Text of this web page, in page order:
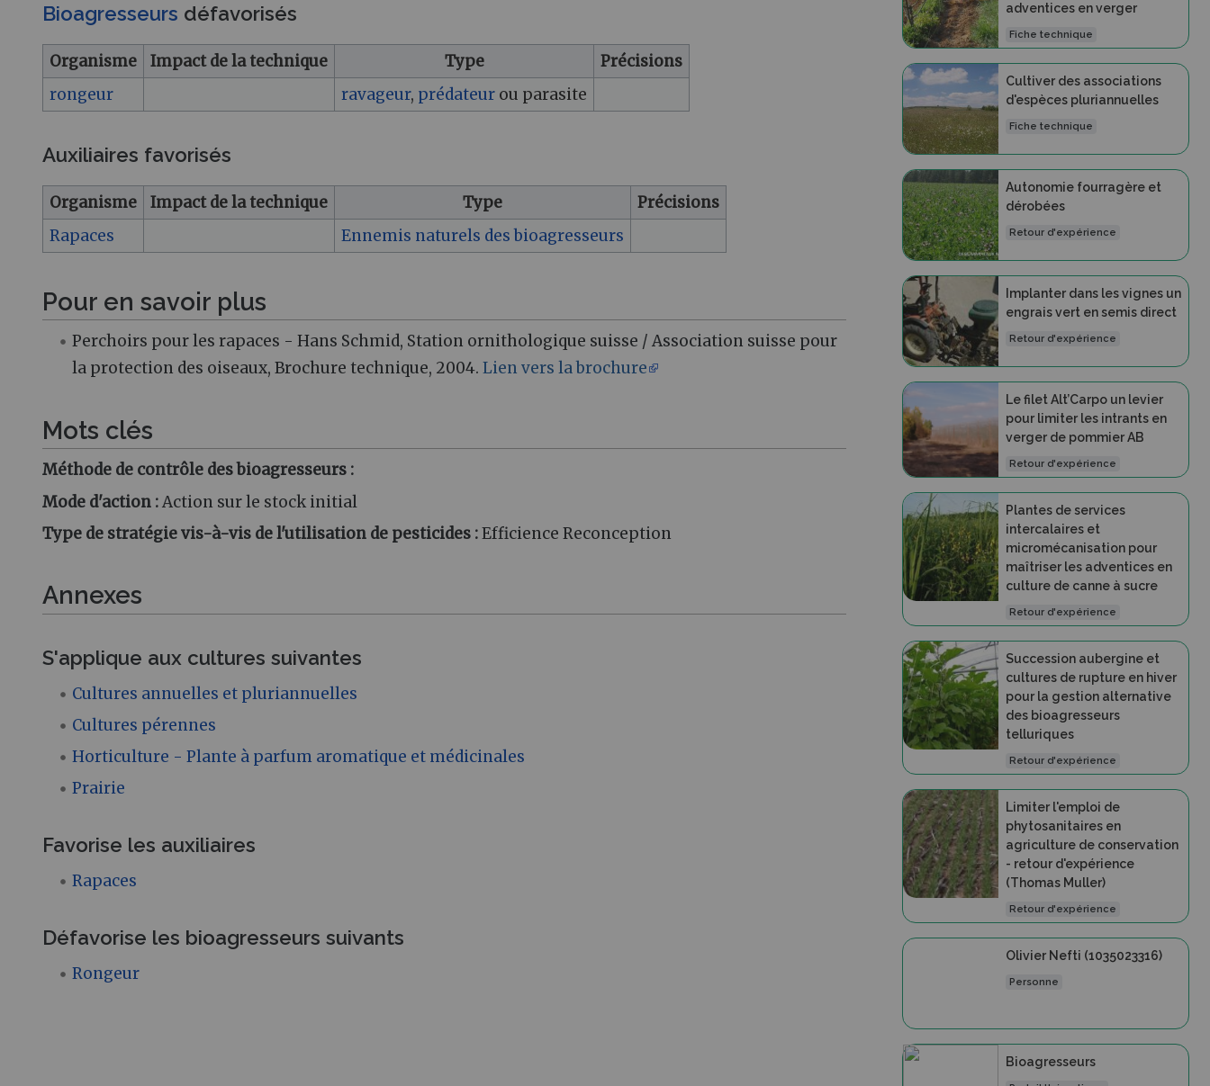
Bioagresseurs défavorisés
Organisme Impact de la technique Type
Précisions
rongeur
ravageur, prédateurou parasite
Auxiliaires favorisés
Organisme Impact de la technique Type
Précisions
Rapaces
Ennemis naturels des bioagresseurs
Pour en savoir plus
Perchoirs pour les rapaces - Hans Schmid, Station ornithologique suisse / Association suisse pour
la protection des oiseaux, Brochure technique, 2004.Lien vers la brochure
Mots clés
Méthode de contrôle des bioagresseurs :
Mode d'action :Action sur le stock initial
Type de stratégie vis-à-vis de l'utilisation de pesticides :Efficience Reconception
Annexes
S'applique aux cultures suivantes
Cultures annuelles et pluriannuelles
Cultures pérennes
Horticulture - Plante à parfum aromatique et médicinales
Prairie
Favorise les auxiliaires
Rapaces
Défavorise les bioagresseurs suivants
Rongeur
adventices en verger
Fiche technique
Cultiver des associations
d'espèces pluriannuelles
Fiche technique
Autonomie fourragère et
dérobées
Retour d'expérience
Implanter dans les vignes un
engrais vert en semis direct
Retour d'expérience
Le filet Alt’Carpo un levier
pour limiter les intrants en
verger de pommier AB
Retour d'expérience
Plantes de services
intercalaires et
micromécanisation pour
maîtriser les adventices en
culture de canne à sucre
Retour d'expérience
Succession aubergine et
cultures de rupture en hiver
pour la gestion alternative
des bioagresseurs
telluriques
Retour d'expérience
Limiter l'emploi de
phytosanitaires en
agriculture de conservation
- retour d'expérience
(Thomas Muller)
Retour d'expérience
Olivier Nefti (1035023316)
Personne
Bioagresseurs